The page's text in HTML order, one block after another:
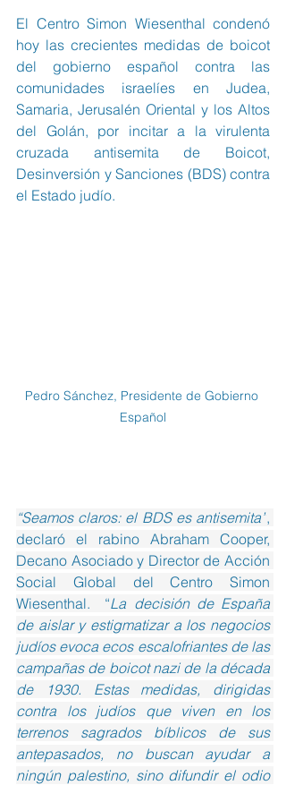
El Centro Simon Wiesenthal condenó
hoy las crecientes medidas de boicot
del gobierno español contra las
comunidades israelíes en Judea,
Samaria, Jerusalén Oriental y los Altos
del Golán, por incitar a la virulenta
cruzada antisemita de Boicot,
Desinversión y Sanciones (BDS) contra
el Estado judío.
Pedro Sánchez, Presidente de Gobierno
Español
“Seamos claros: el BDS es antisemita”,
declaró el rabino Abraham Cooper,
Decano Asociado y Director de Acción
Social Global del Centro Simon
Wiesenthal.  “La decisión de España
de aislar y estigmatizar a los negocios
judíos evoca ecos escalofriantes de las
campañas de boicot nazi de la década
de 1930. Estas medidas, dirigidas
contra los judíos que viven en los
terrenos sagrados bíblicos de sus
antepasados, no buscan ayudar a
ningún palestino, sino difundir el odio